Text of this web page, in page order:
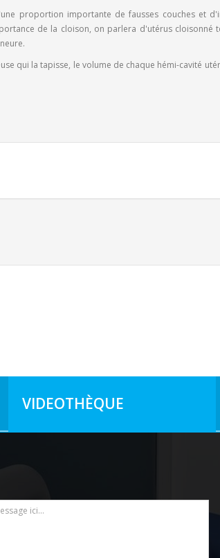
proportion importante de fausses couches et
de la cloison, on parlera d'utérus
qui la tapisse, le volume de chaque hémi-cavité
VIDEOTHÈQUE